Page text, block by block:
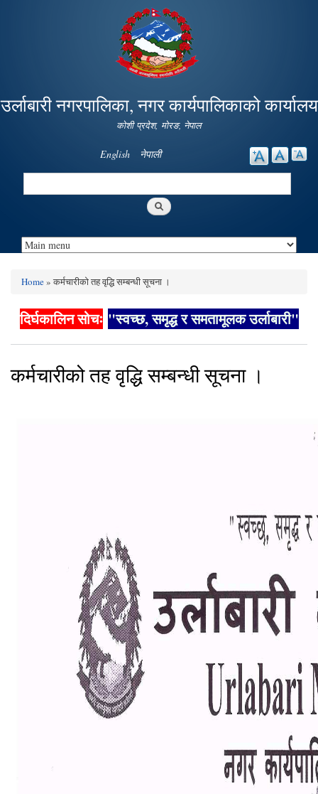
Skip to
main
content
उर्लाबारी नगरपालिका, नगर कार्यपालिकाको कार्यालय
कोशी प्रदेश, माेरङ, नेपाल
English नेपाली
Search
Home» कर्मचारीको तह वृद्धि सम्बन्धी सूचना ।
दिर्घकालिन सोचः "स्वच्छ, समृद्ध र समतामूलक उर्लाबारी"
कर्मचारीको तह वृद्धि सम्बन्धी सूचना ।